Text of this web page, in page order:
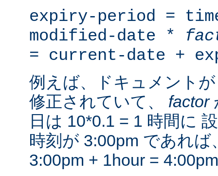
expiry-period =
modified-date *
= current-date +
例えば、ドキュメント
修正されていて、 factor
日は 10*0.1 = 1 時間に
時刻が 3:00pm であれ
3:00pm + 1hour =